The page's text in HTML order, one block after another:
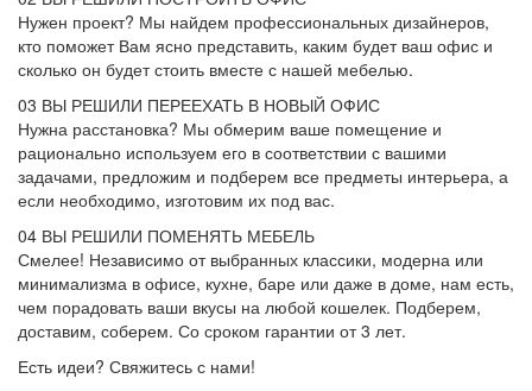
Нужен проект? Мы найдем профессиональных дизайнеров,
кто поможет Вам ясно представить, каким будет ваш офис и
сколько он будет стоить вместе с нашей мебелью.
03 ВЫ РЕШИЛИ ПЕРЕЕХАТЬ В НОВЫЙ ОФИС
Нужна расстановка? Мы обмерим ваше помещение и
рационально используем его в соответствии с вашими
задачами, предложим и подберем все предметы интерьера, а
если необходимо, изготовим их под вас.
04 ВЫ РЕШИЛИ ПОМЕНЯТЬ МЕБЕЛЬ
Смелее! Независимо от выбранных классики, модерна или
минимализма в офисе, кухне, баре или даже в доме, нам есть,
чем порадовать ваши вкусы на любой кошелек. Подберем,
доставим, соберем. Со сроком гарантии от 3 лет.
Есть идеи? Свяжитесь с нами!